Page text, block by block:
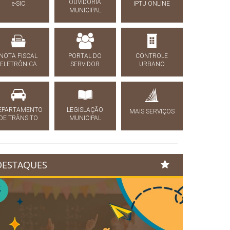
e-SIC
OUVIDORIA
MUNICIPAL
IPTU ONLINE
FISCAL
ELETRÔNICA
PORTAL DO
SERVIDOR
CONTROLE
URBANO
TRÂNSITO
LEGISLAÇÃO
MUNICIPAL
MAIS SERVIÇOS